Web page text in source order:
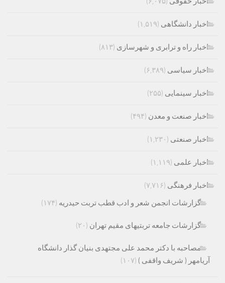
اخبار دانشگاهی (۱,۵۱۹)
اخبار راه و ترابری و شهرسازی (۸۱۳)
اخبار سیاسی (۶,۳۸۹)
اخبار سینمایی (۲۵۵)
اخبار صنعت و معدن (۴۹۴)
اخبار صنعتی (۱,۲۳۰)
اخبار علمی (۱,۱۱۹)
اخبار فرهنگی (۷,۷۱۶)
گزارشات انجمن شعر و ادب قطب تربت حیدریه (۱۷۴)
گزارشات جامعه تربتیهای مقیم تهران (۲۰)
مصاحبه با دکتر محمد علی مجتهدی بنیان گذار دانشگاه
آریامهر ( شریف واقفی ) (۱۰۷)